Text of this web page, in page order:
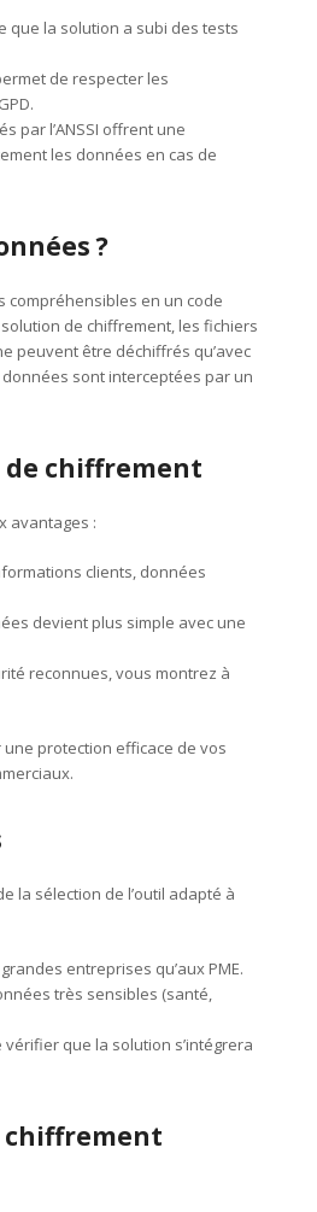
que la solution a subi des tests
de respecter les
par l’ANSSI offrent une
les données en cas de
?
compréhensibles en un code
de chiffrement, les fichiers
peuvent être déchiffrés qu’avec
sont interceptées par un
de chiffrement
avantages :
clients, données
devient plus simple avec une
reconnues, vous montrez à
une protection efficace de vos
la sélection de l’outil adapté à
entreprises qu’aux PME.
très sensibles (santé,
vérifier que la solution s’intégrera
chiffrement